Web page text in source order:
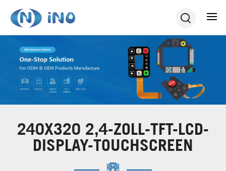
240X320 2,4-ZOLL-TFT-LCD-
DISPLAY-TOUCHSCREEN